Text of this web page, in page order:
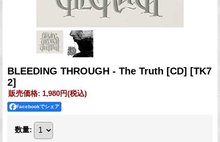
BLEEDING THROUGH - The Truth [CD] [TK7
2]
販売価格: 1,980円(税込)
Facebookでシェア
数量: